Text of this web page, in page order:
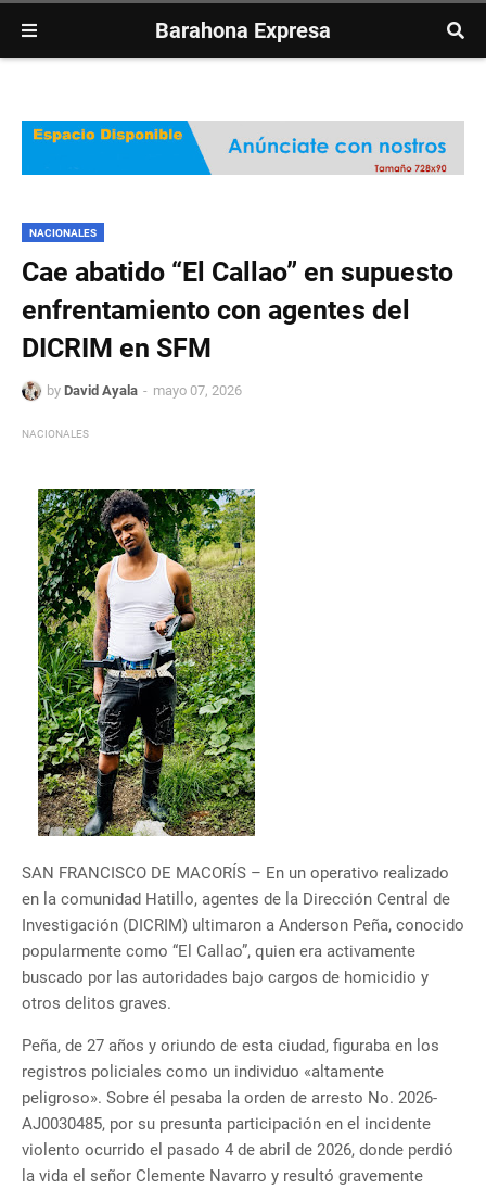
Barahona Expresa
NACIONALES
Cae abatido “El Callao” en supuesto
enfrentamiento con agentes del
DICRIM en SFM
by David Ayala mayo 07, 2026
NACIONALES
SAN FRANCISCO DE MACORÍS – En un operativo realizado
en la comunidad Hatillo, agentes de la Dirección Central de
Investigación (DICRIM) ultimaron a Anderson Peña, conocido
popularmente como “El Callao”, quien era activamente
buscado por las autoridades bajo cargos de homicidio y
otros delitos graves.
Peña, de 27 años y oriundo de esta ciudad, figuraba en los
registros policiales como un individuo «altamente
peligroso». Sobre él pesaba la orden de arresto No. 2026-
AJ0030485, por su presunta participación en el incidente
violento ocurrido el pasado 4 de abril de 2026, donde perdió
la vida el señor Clemente Navarro y resultó gravemente